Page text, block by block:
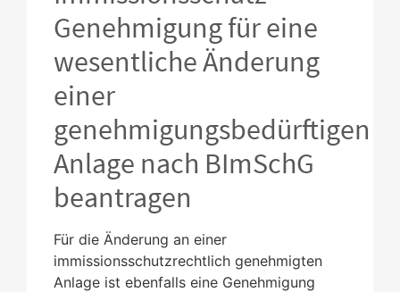
Genehmigung für eine
wesentliche Änderung
einer
genehmigungsbedürftigen
Anlage nach BImSchG
beantragen
Für die Änderung an einer
immissionsschutzrechtlich genehmigten
Anlage ist ebenfalls eine Genehmigung